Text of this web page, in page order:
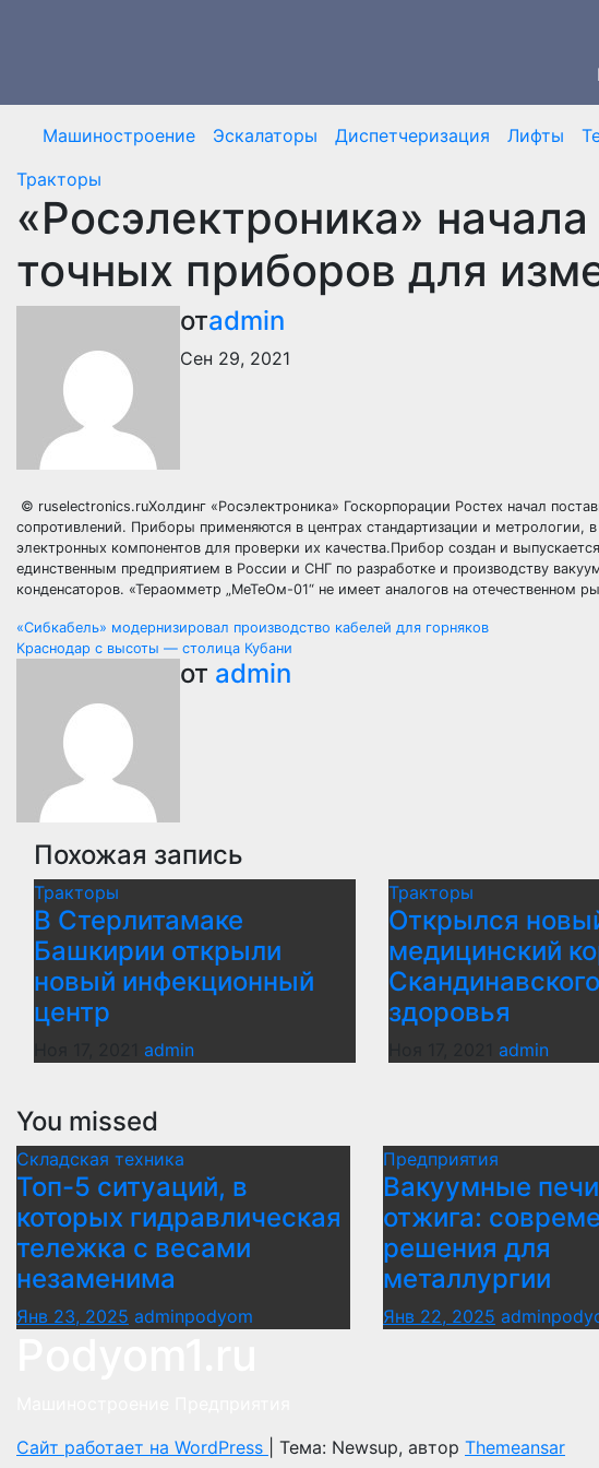
Машиностроение Эскалаторы Диспетчеризация Лифты
Тракторы
«Росэлектроника»
точных приборов для
отadmin
Сен 29, 2021
© ruselectronics.ruХолдинг «Росэлектроника» Госкорпорации Ростех начал
сопротивлений. Приборы применяются в центрах стандартизации и метрологии,
электронных компонентов для проверки их качества.Прибор создан и
единственным предприятием в России и СНГ по разработке и производству
конденсаторов. «Тераомметр „МеТеОм-01“ не имеет аналогов на отечественном
Навигация
записям
«Сибкабель» модернизировал производство кабелей для горняков
Краснодар с высоты — столица Кубани
от admin
Похожая запись
Тракторы
В Стерлитамаке
Башкирии открыли
новый инфекционный
центр
admin
Тракторы
Открылся
медицинский
здоровья
admin
You missed
Складская техника
Топ-5 ситуаций, в
которых гидравлическая
тележка с весами
незаменима
Янв 23, 2025 adminpodyom
Предприятия
Вакуумные
отжига:
решения для
металлургии
Янв 22, 2025
Сайт работает на WordPress
Тема: Newsup, автор Themeansar